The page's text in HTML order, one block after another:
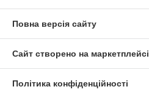
Повна версія сайту
Сайт створено на маркетплейсі
Політика конфіденційності